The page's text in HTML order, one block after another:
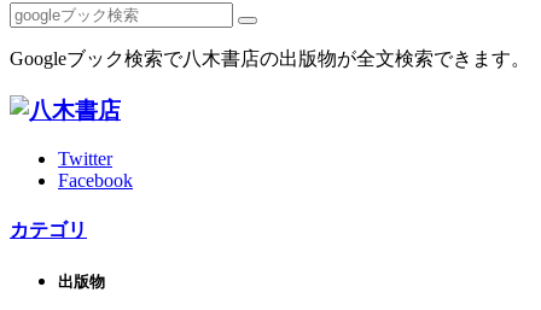
Googleブック検索で八木書店の出版物が全文検索できます。
Twitter
Facebook
カテゴリ
出版物